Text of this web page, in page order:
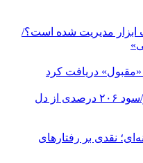
شده است؟/
کرد
مالی در پتروشیمی‌ غدیر/سود ۲۰۶ درصدی از دل
رفتارهای